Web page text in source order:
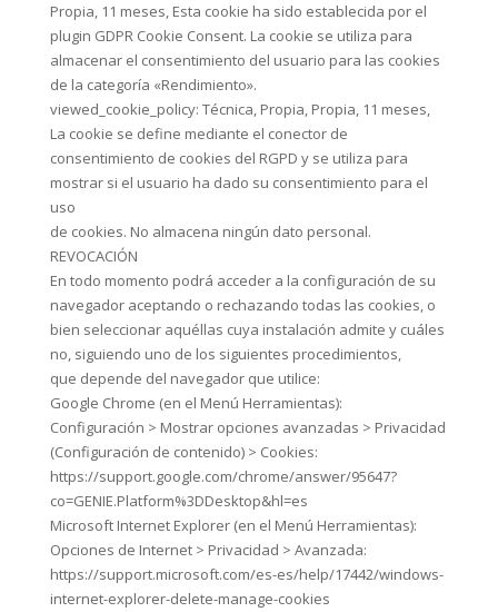
Propia, 11 meses, Esta cookie ha sido establecida por el
plugin GDPR Cookie Consent. La cookie se utiliza para
almacenar el consentimiento del usuario para las cookies
de la categoría «Rendimiento».
viewed_cookie_policy: Técnica, Propia, Propia, 11 meses,
La cookie se define mediante el conector de
consentimiento de cookies del RGPD y se utiliza para
mostrar si el usuario ha dado su consentimiento para el
uso
de cookies. No almacena ningún dato personal.
REVOCACIÓN
En todo momento podrá acceder a la configuración de su
navegador aceptando o rechazando todas las cookies, o
bien seleccionar aquéllas cuya instalación admite y cuáles
no, siguiendo uno de los siguientes procedimientos,
que depende del navegador que utilice:
Google Chrome (en el Menú Herramientas):
Configuración > Mostrar opciones avanzadas > Privacidad
(Configuración de contenido) > Cookies:
https://support.google.com/chrome/answer/95647?
co=GENIE.Platform%3DDesktop&hl=es
Microsoft Internet Explorer (en el Menú Herramientas):
Opciones de Internet > Privacidad > Avanzada:
https://support.microsoft.com/es-es/help/17442/windows-
internet-explorer-delete-manage-cookies